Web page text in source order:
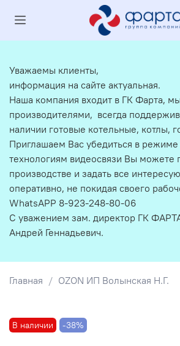
Главная OZON ИП Волынская Н.Г.
В наличии -38%
Уважаемы клиенты,
информация на сайте актуальная.
Наша компания входит в ГК Фарта,
производителями, всегда
наличии готовые котельные, котлы,
Приглашаем Вас убедиться в режиме
технологиям видеосвязи Вы можете
производстве и задать все
оперативно, не покидая своего
WhatsAPP 8-923-248-80-06
С уважением зам. директор ГК
Андрей Геннадьевич.